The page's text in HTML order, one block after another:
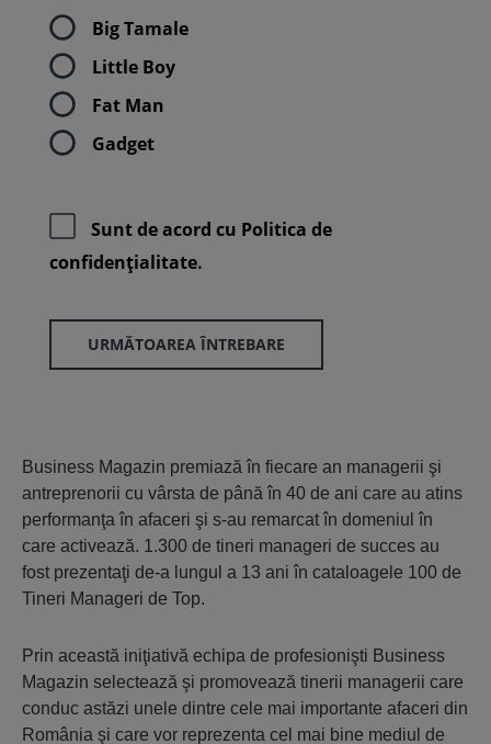
Big Tamale
Little Boy
Fat Man
Gadget
Sunt de acord cu Politica de
confidenţialitate.
URMĂTOAREA ÎNTREBARE
Business Magazin premiază în fiecare an managerii şi
antreprenorii cu vârsta de până în 40 de ani care au atins
performanţa în afaceri şi s-au remarcat în domeniul în
care activează. 1.300 de tineri manageri de succes au
fost prezentaţi de-a lungul a 13 ani în cataloagele 100 de
Tineri Manageri de Top.
Prin această iniţiativă echipa de profesionişti Business
Magazin selectează şi promovează tinerii managerii care
conduc astăzi unele dintre cele mai importante afaceri din
România şi care vor reprezenta cel mai bine mediul de